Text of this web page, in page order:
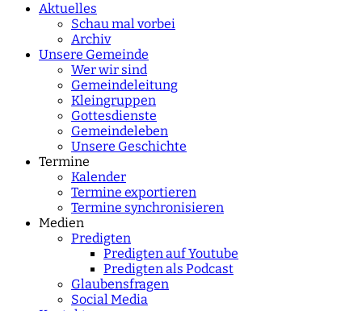
Aktuelles
Schau mal vorbei
Archiv
Unsere Gemeinde
Wer wir sind
Gemeindeleitung
Kleingruppen
Gottesdienste
Gemeindeleben
Unsere Geschichte
Termine
Kalender
Termine exportieren
Termine synchronisieren
Medien
Predigten
Predigten auf Youtube
Predigten als Podcast
Glaubensfragen
Social Media